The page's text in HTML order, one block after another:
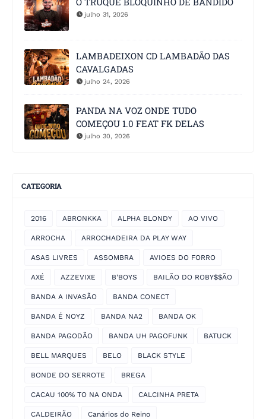
julho 31, 2026
LAMBADEIXON CD LAMBADÃO DAS
CAVALGADAS
julho 24, 2026
PANDA NA VOZ ONDE TUDO
COMEÇOU 1.0 FEAT FK DELAS
julho 30, 2026
CATEGORIA
2016 ABRONKKA ALPHA BLONDY AO VIVO
ARROCHA ARROCHADEIRA DA PLAY WAY
ASAS LIVRES ASSOMBRA AVIOES DO FORRO
AXÉ AZZEVIXE B'BOYS BAILÃO DO ROBY$$ÃO
BANDA A INVASÃO BANDA CONECT
BANDA É NOYZ BANDA NA2 BANDA OK
BANDA PAGODÃO BANDA UH PAGOFUNK BATUCK
BELL MARQUES BELO BLACK STYLE
BONDE DO SERROTE BREGA
CACAU 100% TO NA ONDA CALCINHA PRETA
CALDEIRÃO Canários do Reino